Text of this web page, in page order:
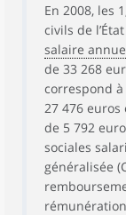
En 2008, les
civils de
salaire
de 33 268
correspond
27 476
de 5 792
sociales
généralisée